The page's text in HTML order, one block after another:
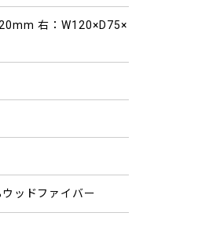
右：W120×D75×
ッドファイバー